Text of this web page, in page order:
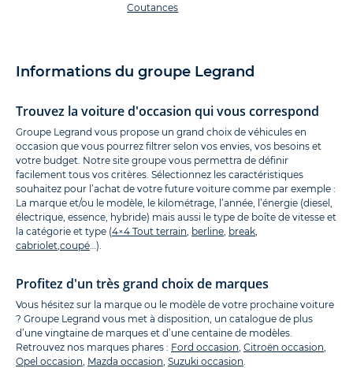
Coutances
Informations du groupe Legrand
Trouvez la voiture d'occasion qui vous correspond
Groupe Legrand vous propose un grand choix de véhicules en
occasion que vous pourrez filtrer selon vos envies, vos besoins et
votre budget. Notre site groupe vous permettra de définir
facilement tous vos critères. Sélectionnez les caractéristiques
souhaitez pour l’achat de votre future voiture comme par exemple :
La marque et/ou le modèle, le kilométrage, l’année, l’énergie (diesel,
électrique, essence, hybride) mais aussi le type de boîte de vitesse et
la catégorie et type (4×4 Tout terrain berline break
cabriolet coupé …).
Profitez d'un très grand choix de marques
Vous hésitez sur la marque ou le modèle de votre prochaine voiture
? Groupe Legrand vous met à disposition, un catalogue de plus
d’une vingtaine de marques et d’une centaine de modèles.
Retrouvez nos marques phares : Ford occasion Citroën occasion
Opel occasion Mazda occasion Suzuki occasion